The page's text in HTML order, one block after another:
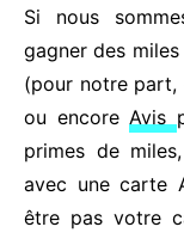
Si nous
gagner des
(pour notre part,
ou encore Avis
primes de
avec une carte
être pas votre